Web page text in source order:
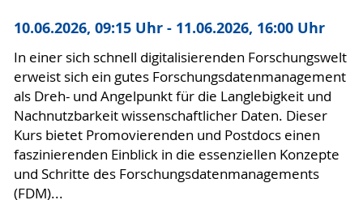
10.06.2026, 09:15 Uhr - 11.06.2026, 16:00 Uhr
In einer sich schnell digitalisierenden Forschungswelt
erweist sich ein gutes Forschungsdatenmanagement
als Dreh- und Angelpunkt für die Langlebigkeit und
Nachnutzbarkeit wissenschaftlicher Daten. Dieser
Kurs bietet Promovierenden und Postdocs einen
faszinierenden Einblick in die essenziellen Konzepte
und Schritte des Forschungsdatenmanagements
(FDM)...